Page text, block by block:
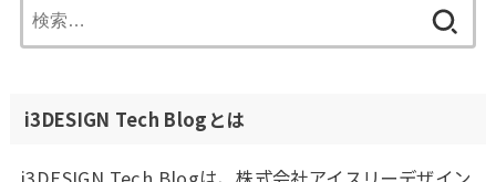
索:
i3DESIGN Tech Blogとは